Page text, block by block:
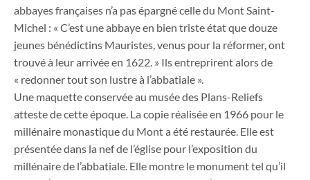
abbayes françaises n’a pas épargné celle du Mont Saint-
Michel : « C’est une abbaye en bien triste état que douze
jeunes bénédictins Mauristes, venus pour la réformer, ont
trouvé à leur arrivée en 1622. » Ils entreprirent alors de
« redonner tout son lustre à l’abbatiale ».
Une maquette conservée au musée des Plans-Reliefs
atteste de cette époque. La copie réalisée en 1966 pour le
millénaire monastique du Mont a été restaurée. Elle est
présentée dans la nef de l’église pour l’exposition du
millénaire de l’abbatiale. Elle montre le monument tel qu’il